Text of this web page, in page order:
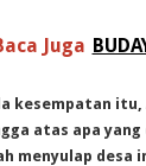
Juga
kesempatan
atas apa
menyulap desa